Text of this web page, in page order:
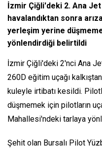
İzmir Çiğli'deki 2. Ana Jet
havalandıktan sonra
yerleşim yerine
yönlendirdiği belirtildi
İzmir Çiğli'deki 2'nci Ana
260D eğitim uçağı
kuleyle irtibatı kesildi.
düşmemek için pilotların
Mahallesi'ndeki tarlaya
Şehit olan Bursalı Pilot